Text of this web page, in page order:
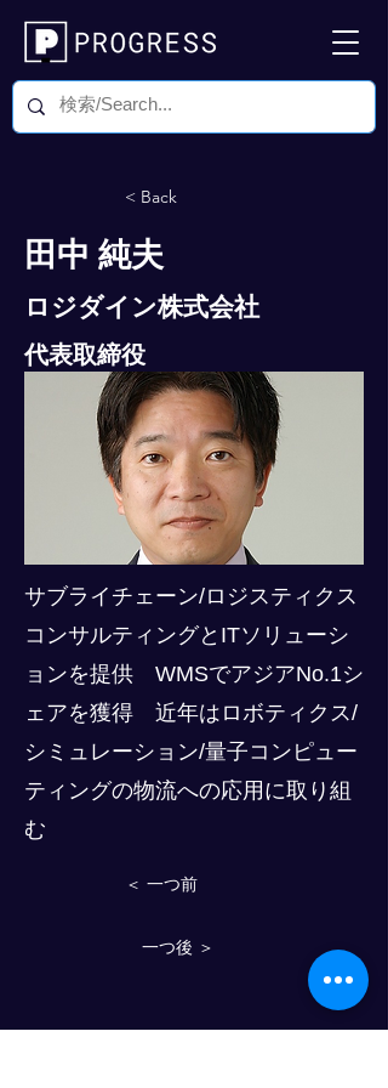
< Back
田中 純夫
ロジダイン株式会社
代表取締役
サブライチェーン/ロジスティクス
コンサルティングとITソリューシ
ョンを提供 WMSでアジアNo.1シ
ェアを獲得 近年はロボティクス/
シミュレーション/量子コンピュー
ティングの物流への応用に取り組
む
＜ 一つ前
一つ後 ＞